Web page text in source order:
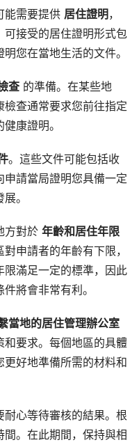
能需要提供 居住證明 ，
可接受的居住證明形式包
您在當地生活的文件。
查 的準備。在某些地
檢查通常要求您前往指定
康證明。
。這些文件可能包括收
請當局證明您具備一定
。
方對於 年齡和居住年限
申請者的年齡有下限，
滿足一定的標準，因此
將會非常有利。
當地的居住管理辦公室
和要求。每個地區的具體
好地準備所需的材料和
心等待審核的結果。根
。在此期間，保持與相